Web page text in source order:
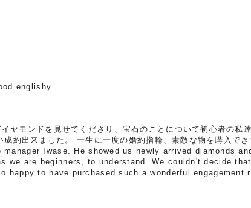
englishy
ヤモンドを見せてくださり、宝石のことについて初心者の私
約出来ました。 一生に一度の婚約指輪、素敵な物を購入で
Iwase. He showed us newly arrived diamonds
are beginners, to understand. We couldn't decide
to have purchased such a wonderful engagement